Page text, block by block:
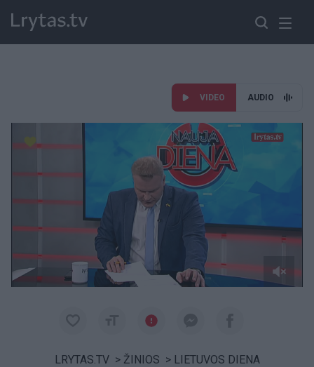
VIDEO AUDIO
Paremkite Ukrainą
LRYTAS.TV > ŽINIOS > LIETUVOS DIENA